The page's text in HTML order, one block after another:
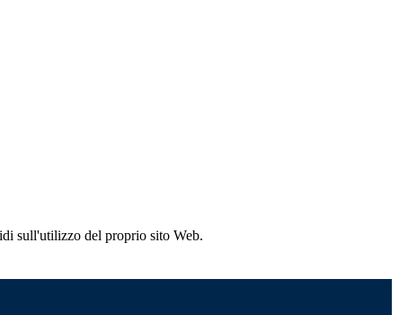
sull'utilizzo del proprio sito Web.